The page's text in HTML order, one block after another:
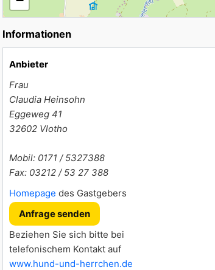
Informationen
Anbieter
Frau
Claudia Heinsohn
Eggeweg 41
32602 Vlotho
Mobil: 0171 / 5327388
Fax: 03212 / 53 27 388
Homepage des Gastgebers
Anfrage senden
Beziehen Sie sich bitte bei
telefonischem Kontakt auf
www.hund-und-herrchen.de